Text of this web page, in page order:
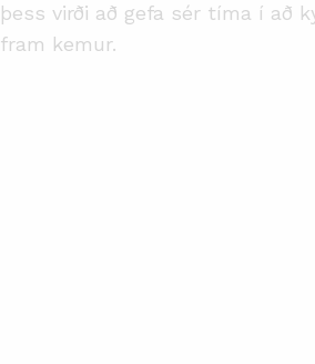
þess virði að gefa sér tíma í að
fram kemur.